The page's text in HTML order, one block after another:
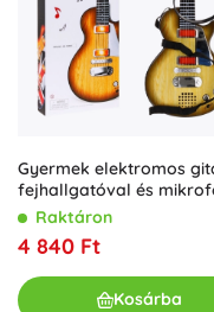
Gyermek elektromos
fejhallgatóval és
– FaRaktáron
4 840 Ft
Kosárba